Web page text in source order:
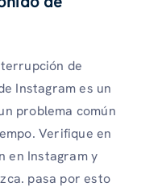
de
Instagram es un
problema común
Verifique en
en Instagram y
pasa por esto